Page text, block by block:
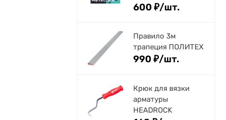
600 ₽/шт.
Правило 3м
трапеция ПОЛИТЕХ
990 ₽/шт.
Крюк для вязки
арматуры
HEADROCK